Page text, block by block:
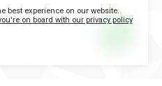
best experience on our website.
on board with our privacy policy